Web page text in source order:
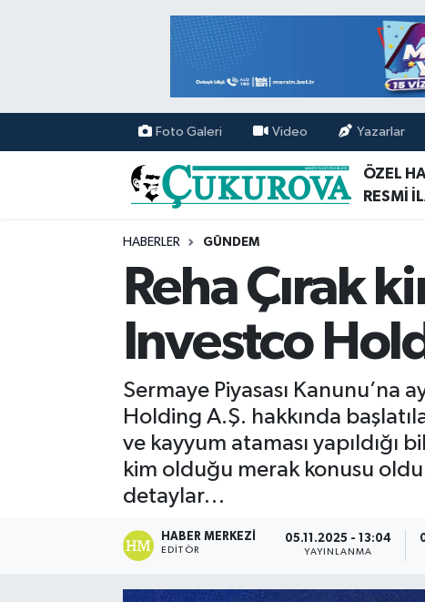
Foto Galeri Video Yazarlar
ÖZEL
RESMİ
HABERLER GÜNDEM
Reha Çırak
Investco
Sermaye Piyasası Kanunu’na
Holding A.Ş. hakkında
ve kayyum ataması yapıldığı
kim olduğu merak konusu
detaylar…
HABER MERKEZI
EDITÖR
05.11.2025 - 13:04
YAYINLANMA
Mersin Nöbetçi Eczaneler
Mersin Hava Durumu
Mersin Namaz Vakitleri
Mersin Trafik Yoğunluk Haritası
Tüm Manşetler
Son Dakika Haberleri
Haber Arşivi